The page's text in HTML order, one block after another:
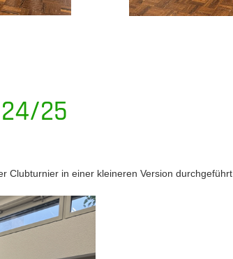
25
Clubturnier in einer kleineren Version durchgeführt.